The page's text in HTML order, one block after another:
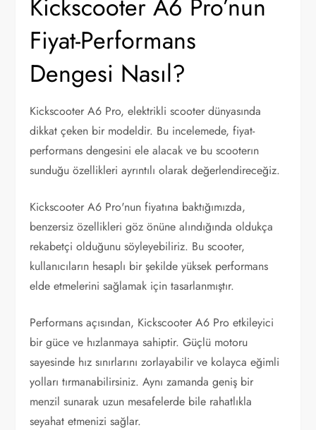
Kickscooter A6 Pro’nun
Fiyat-Performans
Dengesi Nasıl?
Kickscooter A6 Pro, elektrikli scooter dünyasında
dikkat çeken bir modeldir. Bu incelemede, fiyat-
performans dengesini ele alacak ve bu scooterın
sunduğu özellikleri ayrıntılı olarak değerlendireceğiz.
Kickscooter A6 Pro'nun fiyatına baktığımızda,
benzersiz özellikleri göz önüne alındığında oldukça
rekabetçi olduğunu söyleyebiliriz. Bu scooter,
kullanıcıların hesaplı bir şekilde yüksek performans
elde etmelerini sağlamak için tasarlanmıştır.
Performans açısından, Kickscooter A6 Pro etkileyici
bir güce ve hızlanmaya sahiptir. Güçlü motoru
sayesinde hız sınırlarını zorlayabilir ve kolayca eğimli
yolları tırmanabilirsiniz. Aynı zamanda geniş bir
menzil sunarak uzun mesafelerde bile rahatlıkla
seyahat etmenizi sağlar.